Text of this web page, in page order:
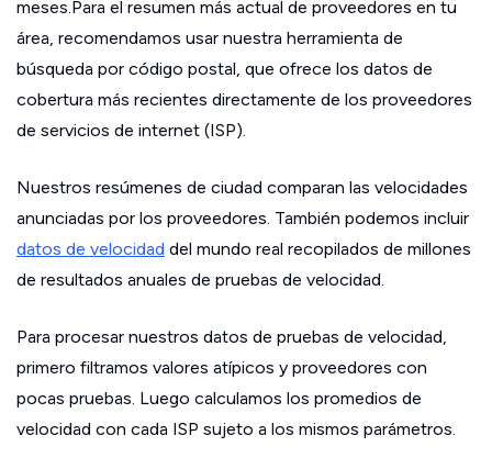
meses.Para el resumen más actual de proveedores en tu
área, recomendamos usar nuestra herramienta de
búsqueda por código postal, que ofrece los datos de
cobertura más recientes directamente de los proveedores
de servicios de internet (ISP).
Nuestros resúmenes de ciudad comparan las velocidades
anunciadas por los proveedores. También podemos incluir
datos de velocidad del mundo real recopilados de millones
de resultados anuales de pruebas de velocidad.
Para procesar nuestros datos de pruebas de velocidad,
primero filtramos valores atípicos y proveedores con
pocas pruebas. Luego calculamos los promedios de
velocidad con cada ISP sujeto a los mismos parámetros.